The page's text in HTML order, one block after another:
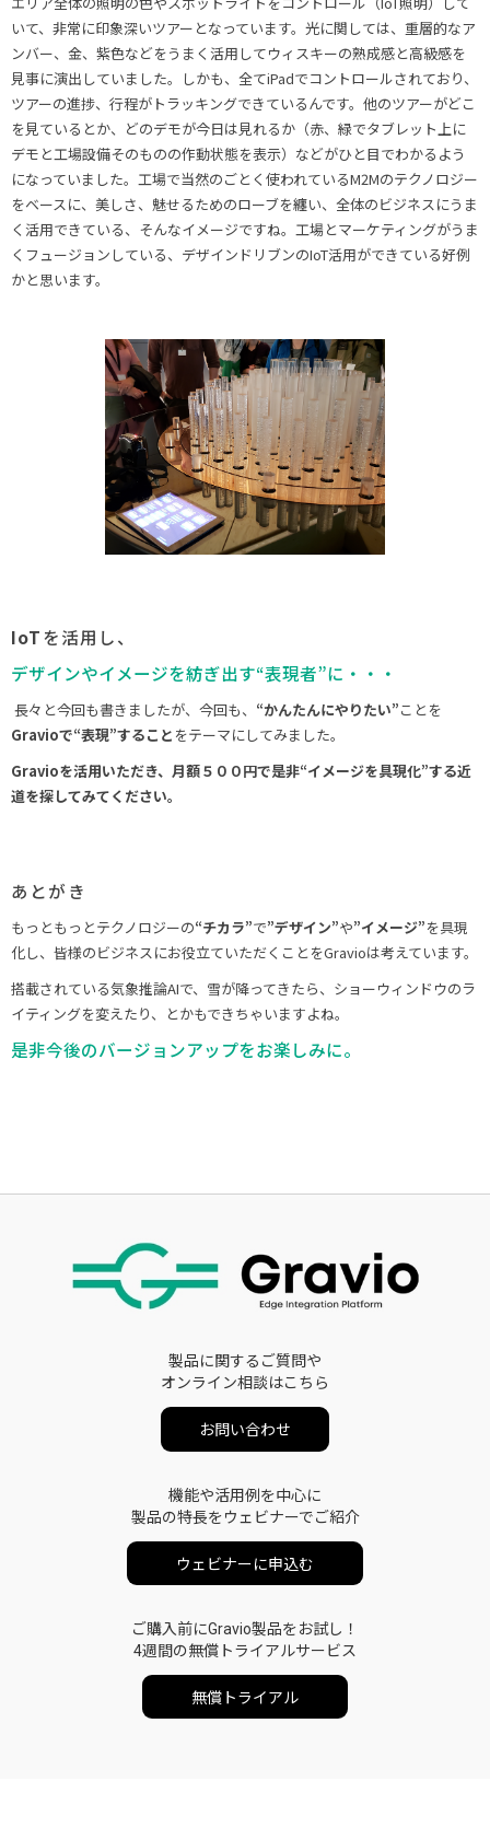
いて、非常に印象深いツアーとなっています。光に関しては、重層的なア
ンバー、金、紫色などをうまく活用してウィスキーの熟成感と高級感を
見事に演出していました。しかも、全てiPadでコントロールされており、
ツアーの進捗、行程がトラッキングできているんです。他のツアーがどこ
を見ているとか、どのデモが今日は見れるか（赤、緑でタブレット上に
デモと工場設備そのものの作動状態を表示）などがひと目でわかるよう
になっていました。工場で当然のごとく使われているM2Mのテクノロジー
をベースに、美しさ、魅せるためのローブを纏い、全体のビジネスにうま
く活用できている、そんなイメージですね。工場とマーケティングがうま
くフュージョンしている、デザインドリブンのIoT活用ができている好例
かと思います。
IoTを活用し、
デザインやイメージを紡ぎ出す“表現者”に・・・
長々と今回も書きましたが、今回も、 “かんたんにやりたい”ことを
Gravioで“表現”すること をテーマにしてみました。
Gravioを活用いただき、月額５００円で是非“イメージを具現化”する近
道を探してみてください。
あとがき
もっともっとテクノロジーの“チカラ”で”デザイン”や”イメージ”を具現
化し、皆様のビジネスにお役立ていただくことをGravioは考えています。
搭載されている気象推論AIで、雪が降ってきたら、ショーウィンドウのラ
イティングを変えたり、とかもできちゃいますよね。
是非今後のバージョンアップをお楽しみに。
製品に関するご質問や
オンライン相談はこちら
お問い合わせ
機能や活用例を中心に
製品の特長をウェビナーでご紹介
ウェビナーに申込む
ご購入前にGravio製品をお試し！
4週間の無償トライアルサービス
無償トライアル